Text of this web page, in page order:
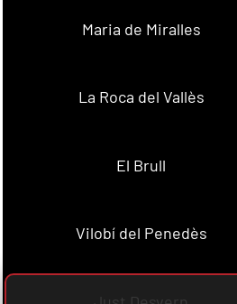
Maria de Miralles
La Roca del Vallès
El Brull
Vilobí del Penedès